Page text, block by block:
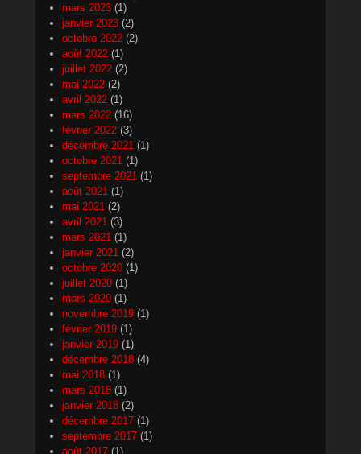
mars 2023 (1)
janvier 2023 (2)
octobre 2022 (2)
août 2022 (1)
juillet 2022 (2)
mai 2022 (2)
avril 2022 (1)
mars 2022 (16)
février 2022 (3)
décembre 2021 (1)
octobre 2021 (1)
septembre 2021 (1)
août 2021 (1)
mai 2021 (2)
avril 2021 (3)
mars 2021 (1)
janvier 2021 (2)
octobre 2020 (1)
juillet 2020 (1)
mars 2020 (1)
novembre 2019 (1)
février 2019 (1)
janvier 2019 (1)
décembre 2018 (4)
mai 2018 (1)
mars 2018 (1)
janvier 2018 (2)
décembre 2017 (1)
septembre 2017 (1)
août 2017 (1)